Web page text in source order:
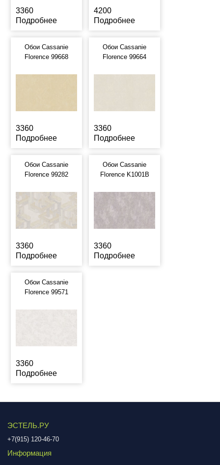
3360
Подробнее
4200
Подробнее
Обои Cassanie
Florence 99668
3360
Подробнее
Обои Cassanie
Florence 99664
3360
Подробнее
Обои Cassanie
Florence 99282
3360
Подробнее
Обои Cassanie
Florence K1001B
3360
Подробнее
Обои Cassanie
Florence 99571
3360
Подробнее
ЭСТЕЛЬ.РУ
+7(915) 120-46-70
Информация